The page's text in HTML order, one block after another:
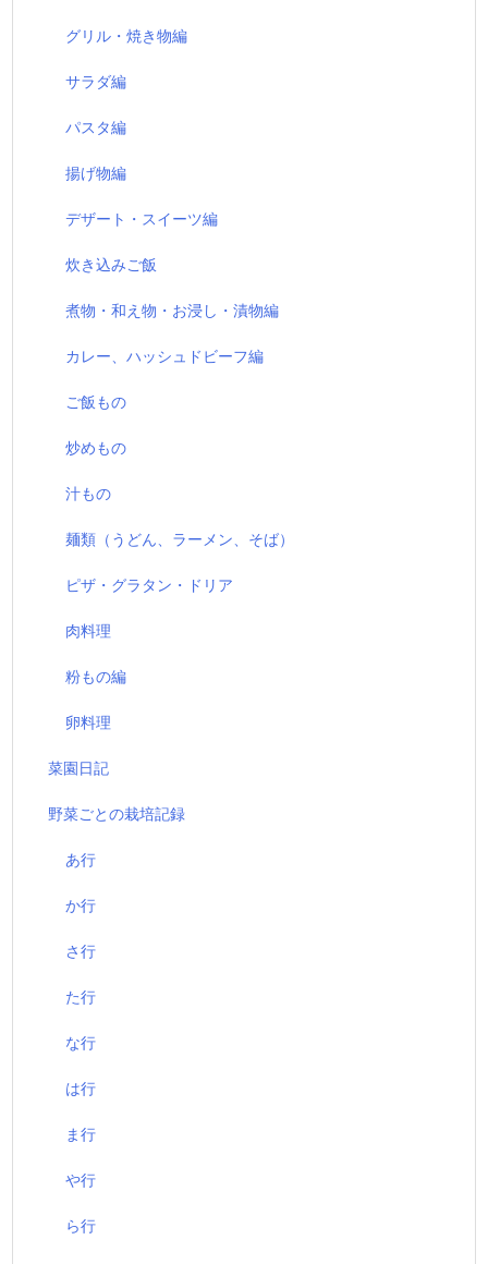
グリル・焼き物編
サラダ編
パスタ編
揚げ物編
デザート・スイーツ編
炊き込みご飯
煮物・和え物・お浸し・漬物編
カレー、ハッシュドビーフ編
ご飯もの
炒めもの
汁もの
麺類（うどん、ラーメン、そば）
ピザ・グラタン・ドリア
肉料理
粉もの編
卵料理
菜園日記
野菜ごとの栽培記録
あ行
か行
さ行
た行
な行
は行
ま行
や行
ら行